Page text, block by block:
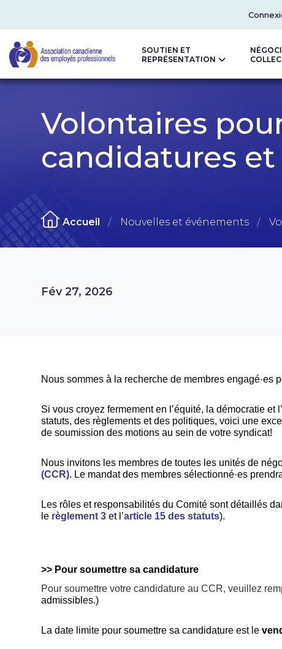
Top
SOUTIEN ET
REPRÉSENTATION
Volontaires
candidatures
Accueil Nouvelles et événements
Fév 27, 2026
Nous sommes à la recherche de membres engagé·es
Si vous croyez fermement en l’équité, la démocratie
statuts, des règlements et des politiques, voici une
de soumission des motions au sein de votre syndicat!
Nous invitons les membres de toutes les unités de
(CCR). Le mandat des membres sélectionné·es
Les rôles et responsabilités du Comité sont détaillés
le règlement 3 et l’article 15 des statuts).
>> Pour soumettre sa candidature
Pour soumettre votre candidature au CCR, veuillez
admissibles.)
La date limite pour soumettre sa candidature est le